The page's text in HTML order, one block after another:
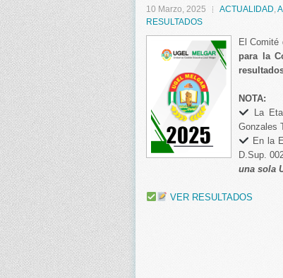
10 Marzo, 2025 ACTUALIDAD
RESULTADOS
El Comité
para la
NOTA:
La
Gonzales
En la
D.Sup.
una sola
VER RESULTADOS